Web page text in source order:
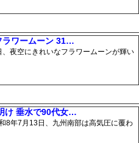
ラワームーン 31…
夜空にきれいなフラワームーンが輝い
け 垂水で90代女…
8年7月13日、九州南部は高気圧に覆わ